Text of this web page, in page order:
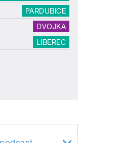
PARDUBICE
DVOJKA
LIBEREC